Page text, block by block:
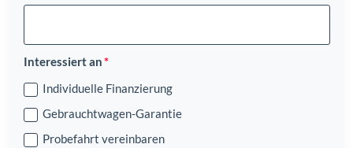
Interessiert an
Individuelle Finanzierung
Gebrauchtwagen-Garantie
Probefahrt vereinbaren